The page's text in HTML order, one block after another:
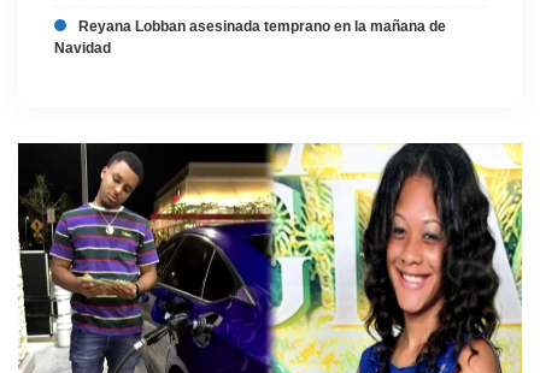
Reyana Lobban asesinada temprano en la mañana de
Navidad